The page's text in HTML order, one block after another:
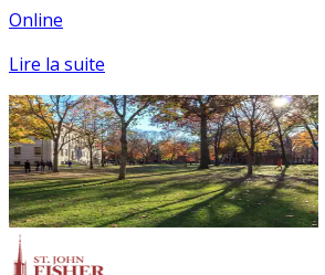
Online
Lire la suite